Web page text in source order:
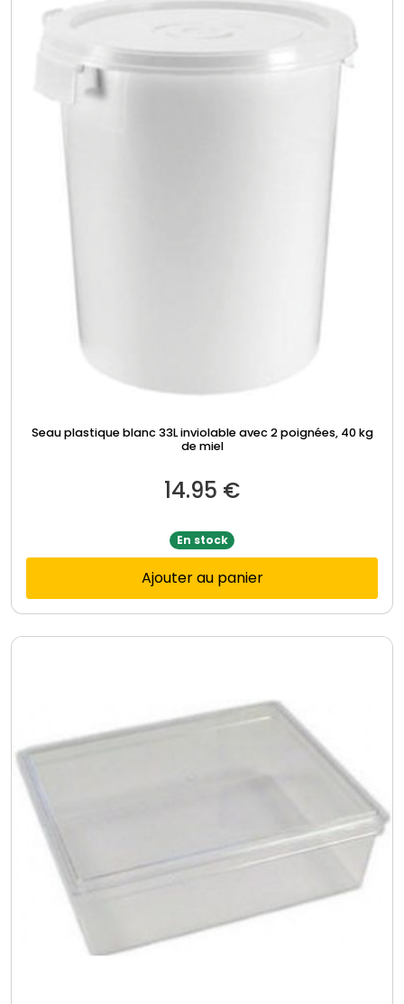
Seau plastique blanc 33L inviolable avec 2 poignées, 40 kg
de miel
14.95 €
En stock
Ajouter au panier